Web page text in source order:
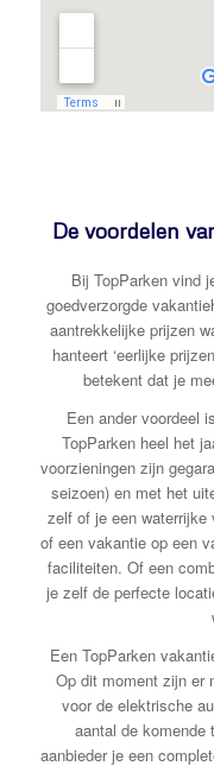
De voordelen
Bij TopParken vind
goedverzorgde
aantrekkelijke prijzen
hanteert ‘eerlijke
betekent dat je
Een ander voordeel
TopParken heel het
voorzieningen zijn
seizoen) en met het
zelf of je een
of een vakantie op een
faciliteiten. Of een
je zelf de perfecte
Een TopParken
Op dit moment zijn er
voor de elektrische
aantal de
aanbieder je een